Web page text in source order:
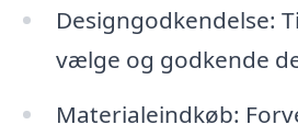
Designgodkendelse:
vælge og godkende
Materialeindkøb: